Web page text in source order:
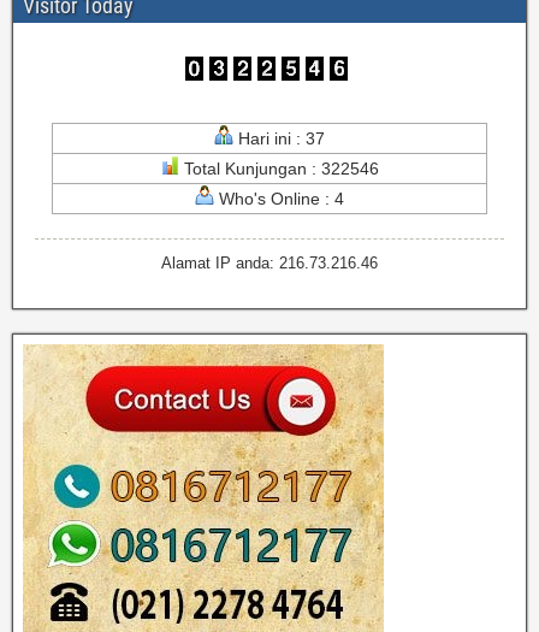
Visitor Today
Hari ini : 37
Total Kunjungan : 322546
Who's Online : 4
Alamat IP anda: 216.73.216.46